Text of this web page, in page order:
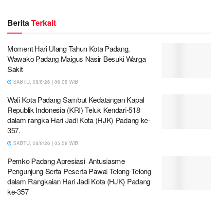
BeritaTerkait
Moment Hari Ulang Tahun Kota Padang,
Wawako Padang Maigus Nasir Besuki Warga
Sakit
SABTU, 08/8/26 | 06:08 WIB
Wali Kota Padang Sambut Kedatangan Kapal
Republik Indonesia (KRI) Teluk Kendari-518
dalam rangka Hari Jadi Kota (HJK) Padang ke-
357.
SABTU, 08/8/26 | 05:58 WIB
Pemko Padang Apresiasi Antusiasme
Pengunjung Serta Peserta Pawai Telong-Telong
dalam Rangkaian Hari Jadi Kota (HJK) Padang
ke-357